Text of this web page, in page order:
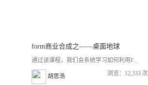
form商业合成之——桌面地球
通过该课程，我们会系统学习如何利用F...
胡思浩 浏览：12,333 次